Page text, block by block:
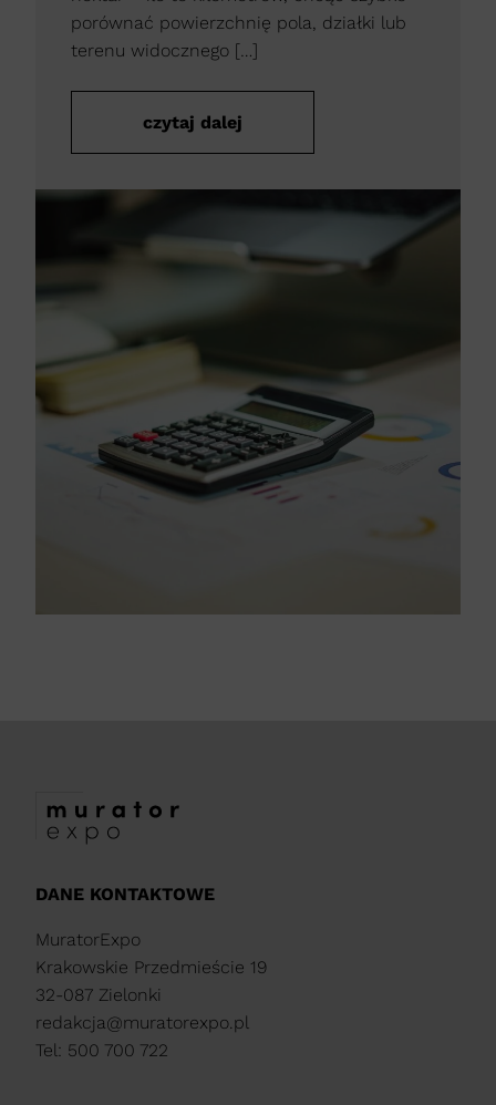
porównać powierzchnię pola, działki lub
terenu widocznego […]
czytaj dalej
DANE KONTAKTOWE
MuratorExpo
Krakowskie Przedmieście 19
32-087 Zielonki
redakcja@muratorexpo.pl
Tel: 500 700 722